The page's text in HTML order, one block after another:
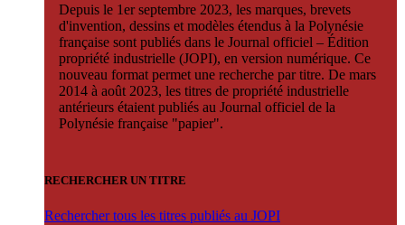
Depuis le 1er septembre 2023, les marques, brevets
d'invention, dessins et modèles étendus à la Polynésie
française sont publiés dans le Journal officiel – Édition
propriété industrielle (JOPI), en version numérique. Ce
nouveau format permet une recherche par titre. De mars
2014 à août 2023, les titres de propriété industrielle
antérieurs étaient publiés au Journal officiel de la
Polynésie française "papier".
RECHERCHER UN TITRE
Rechercher tous les titres publiés au JOPI